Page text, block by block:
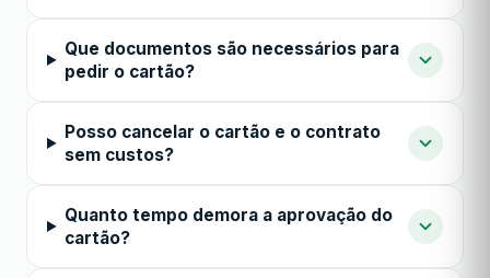
Que documentos são necessários para
pedir o cartão?
Posso cancelar o cartão e o contrato
sem custos?
Quanto tempo demora a aprovação do
cartão?